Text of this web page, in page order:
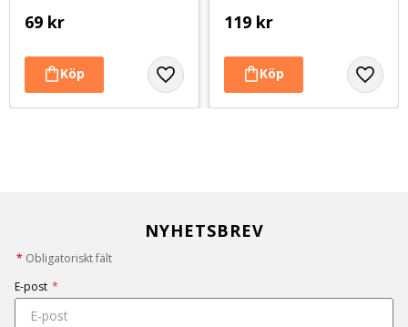
69 kr 119 kr
NYHETSBREV
* Obligatoriskt fält
E-post *